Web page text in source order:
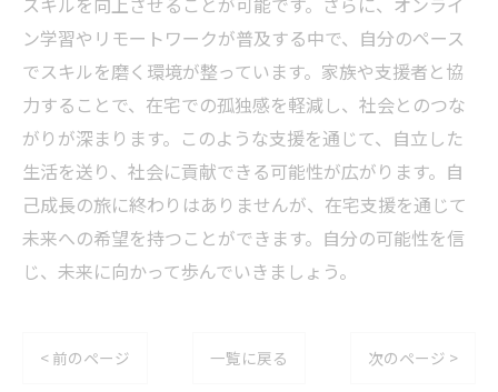
ン学習やリモートワークが普及する中で、自分のペース
でスキルを磨く環境が整っています。家族や支援者と協
力することで、在宅での孤独感を軽減し、社会とのつな
がりが深まります。このような支援を通じて、自立した
生活を送り、社会に貢献できる可能性が広がります。自
己成長の旅に終わりはありませんが、在宅支援を通じて
未来への希望を持つことができます。自分の可能性を信
じ、未来に向かって歩んでいきましょう。
< 前のページ 一覧に戻る 次のページ >